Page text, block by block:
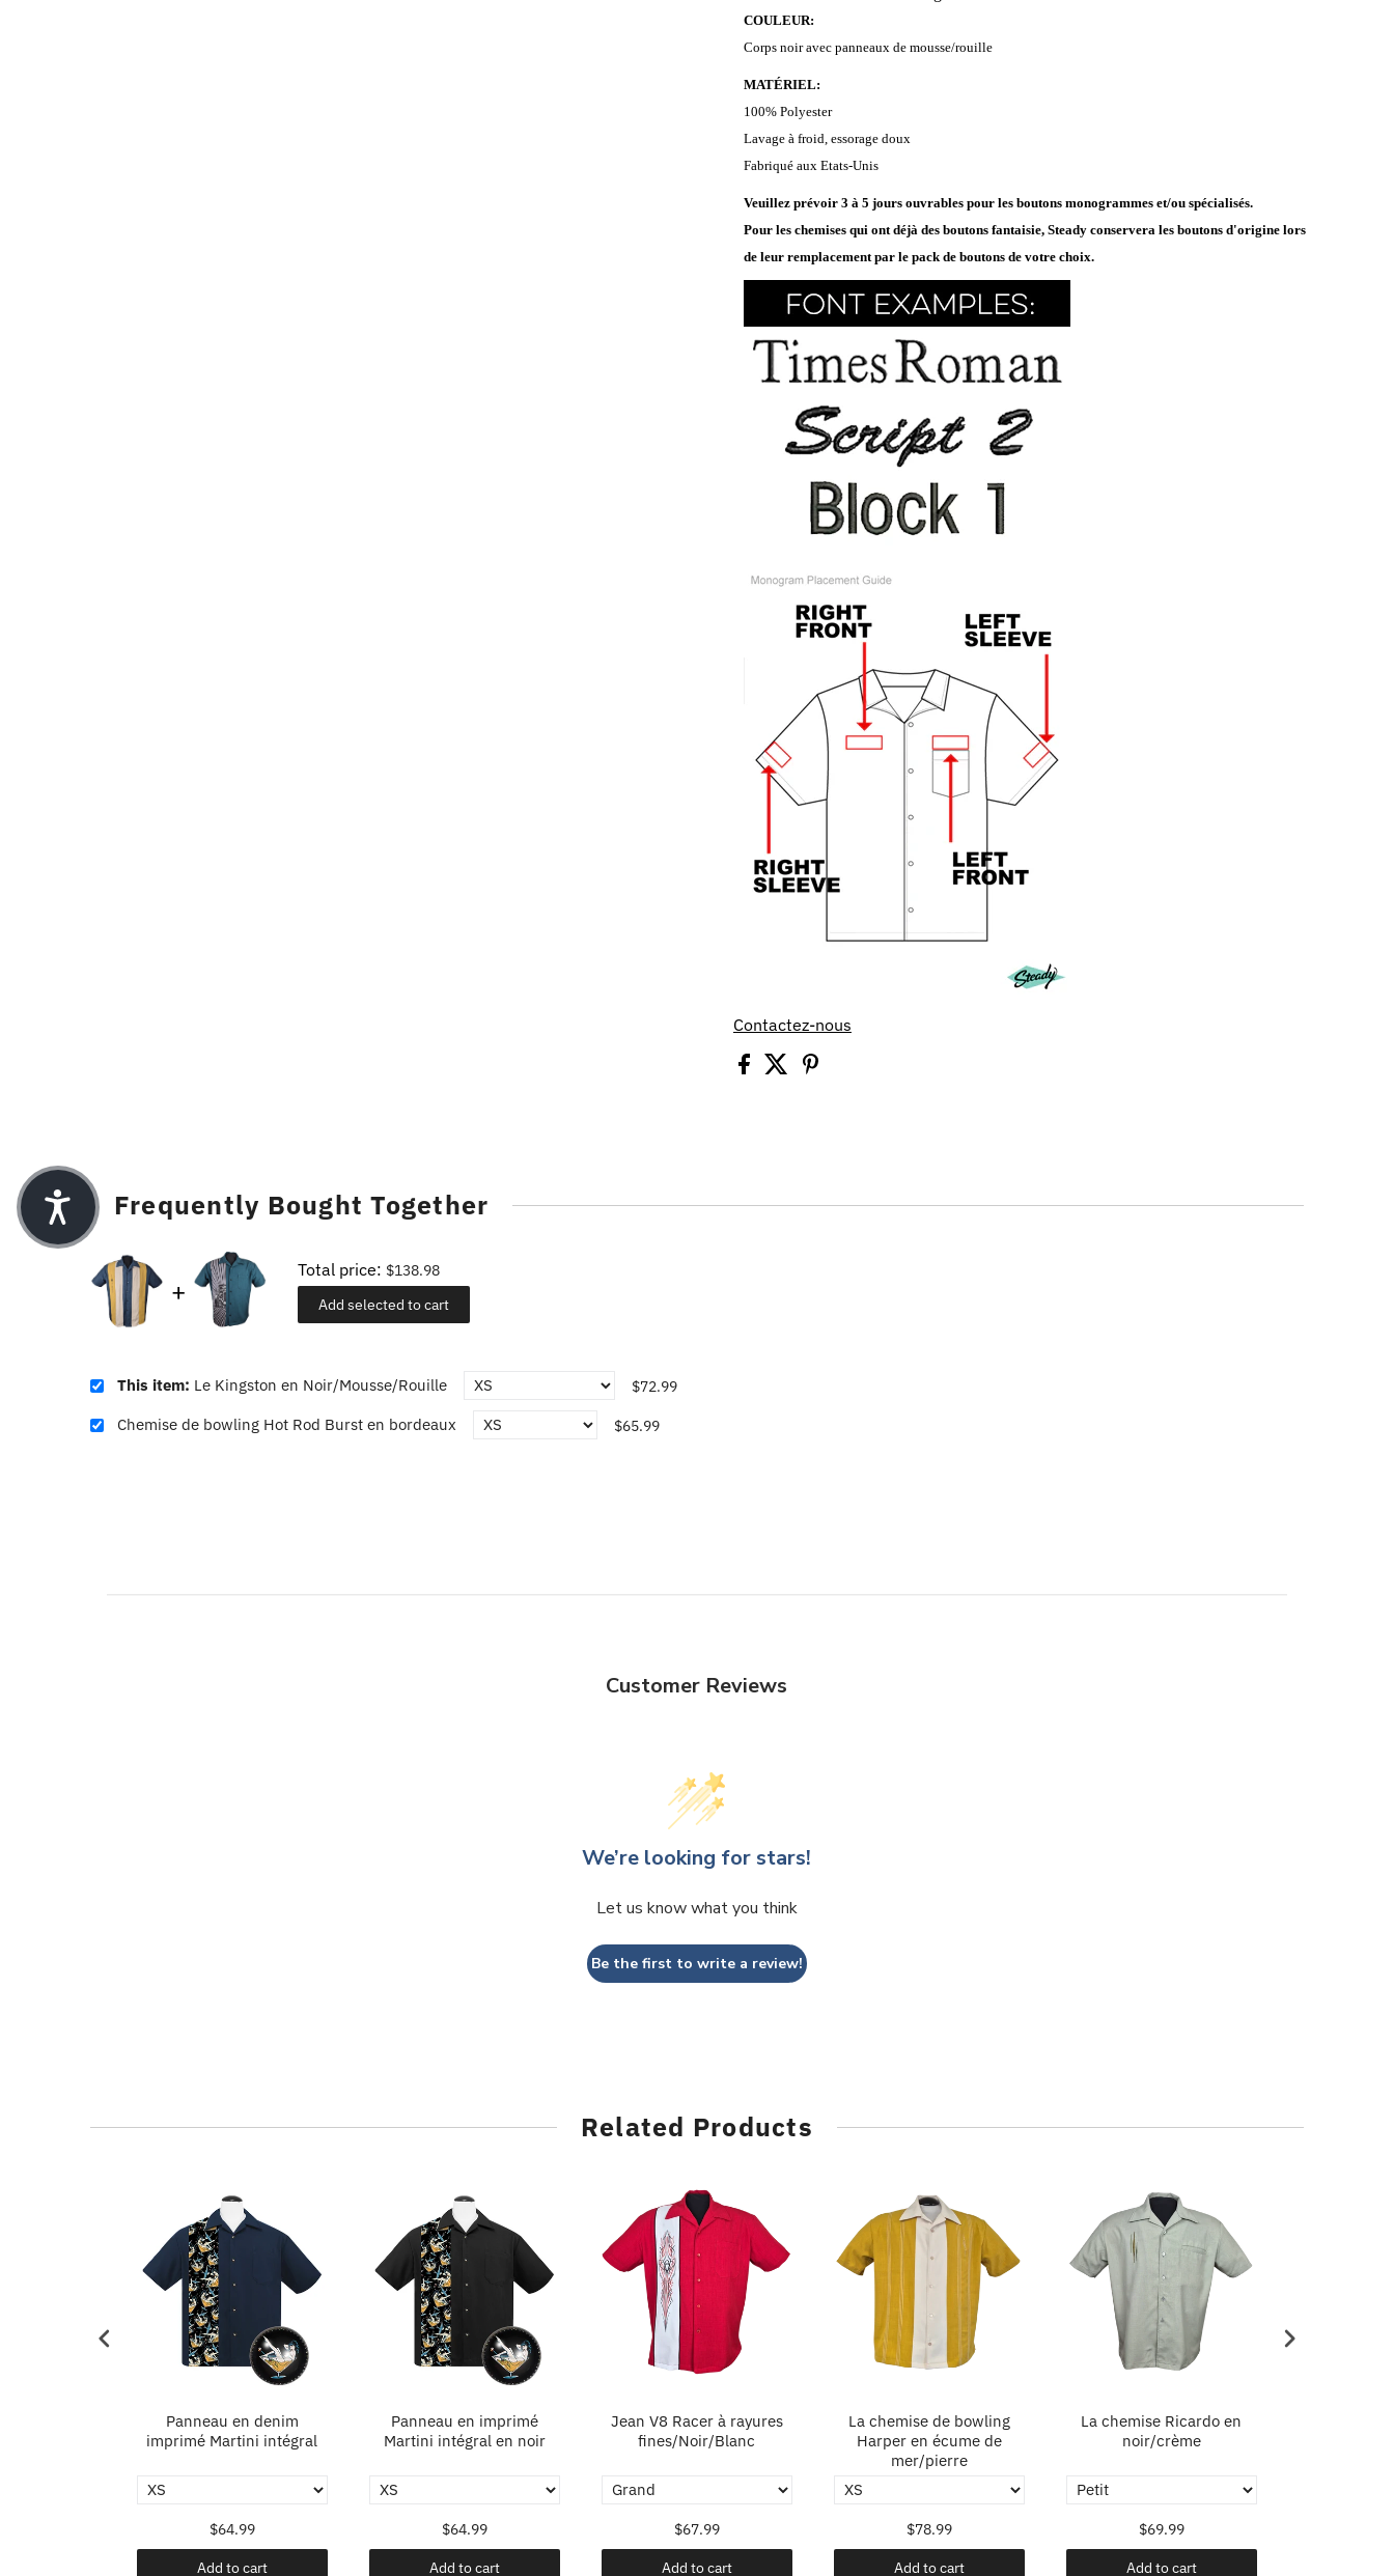
COULEUR:
Corps noir avec panneaux de mousse/rouille
MATÉRIEL:
100% Polyester
Lavage à froid, essorage doux
Fabriqué aux Etats-Unis
Veuillez prévoir 3 à 5 jours ouvrables pour les boutons monogrammes et/ou spécialisés.
Pour les chemises qui ont déjà des boutons fantaisie, Steady conservera les boutons d'origine lors
de leur remplacement par le pack de boutons de votre choix.
Contactez-nous
Frequently Bought Together
Total price: $138.98
Add selected to cart
This item: Le Kingston en Noir/Mousse/Rouille $72.99
Chemise de bowling Hot Rod Burst en bordeaux $65.99
Customer Reviews
We’re looking for stars!
Let us know what you think
Be the first to write a review!
Related Products
Panneau en denim
imprimé Martini intégral
$64.99
Add to cart
Panneau en imprimé
Martini intégral en noir
$64.99
Add to cart
Jean V8 Racer à rayures
fines/Noir/Blanc
$67.99
Add to cart
La chemise de bowling
Harper en écume de
mer/pierre
$78.99
Add to cart
La chemise Ricardo en
noir/crème
$69.99
Add to cart